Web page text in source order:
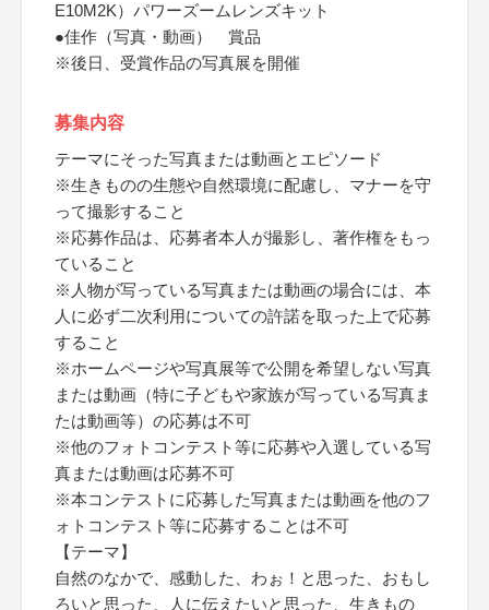
E10M2K）パワーズームレンズキット
●佳作（写真・動画） 賞品
※後日、受賞作品の写真展を開催
募集内容
テーマにそった写真または動画とエピソード
※生きものの生態や自然環境に配慮し、マナーを守
って撮影すること
※応募作品は、応募者本人が撮影し、著作権をもっ
ていること
※人物が写っている写真または動画の場合には、本
人に必ず二次利用についての許諾を取った上で応募
すること
※ホームページや写真展等で公開を希望しない写真
または動画（特に子どもや家族が写っている写真ま
たは動画等）の応募は不可
※他のフォトコンテスト等に応募や入選している写
真または動画は応募不可
※本コンテストに応募した写真または動画を他のフ
ォトコンテスト等に応募することは不可
【テーマ】
自然のなかで、感動した、わぉ！と思った、おもし
ろいと思った、人に伝えたいと思った、生きもの